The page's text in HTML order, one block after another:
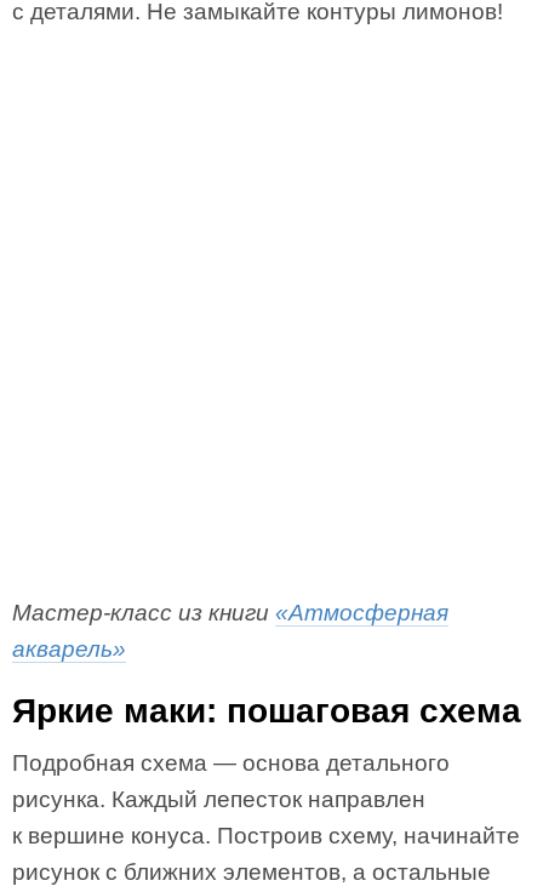
с деталями. Не замыкайте контуры лимонов!
Мастер-класс из книги «Атмосферная
акварель»
Яркие маки: пошаговая схема
Подробная схема — основа детального
рисунка. Каждый лепесток направлен
к вершине конуса. Построив схему, начинайте
рисунок с ближних элементов, а остальные